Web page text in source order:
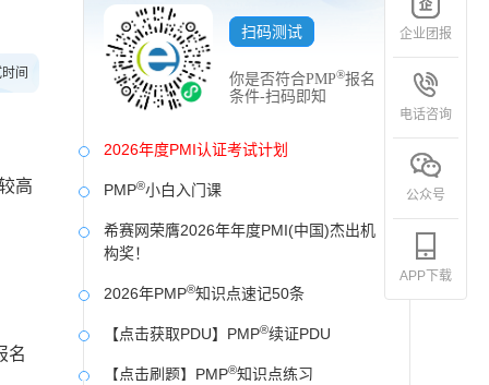
间
高
名
扫码测试
你是否符合PMP®报名
条件-扫码即知
2026年度PMI认证考试计划
PMP®小白入门课
希赛网荣膺2026年年度PMI(中国)杰出机
构奖！
2026年PMP®知识点速记50条
【点击获取PDU】PMP®续证PDU
【点击刷题】PMP®知识点练习
企业团报
电话咨询
公众号
APP下载